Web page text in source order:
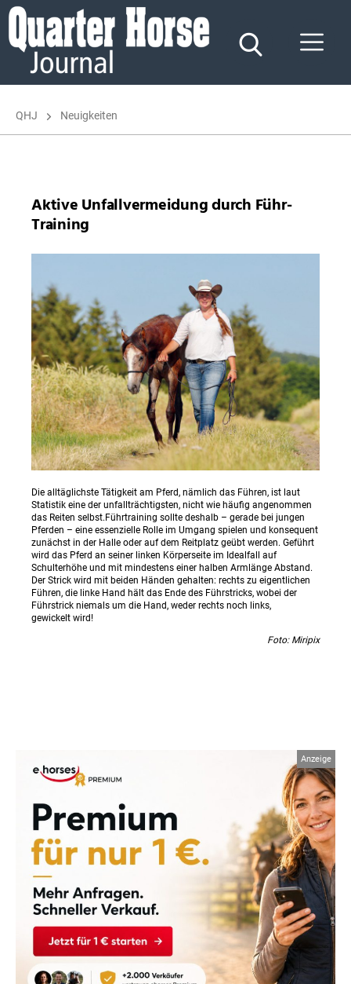
Quarter
Horse
Journal
QHJ Neuigkeiten
Aktive Unfallvermeidung durch Führ-
Training
Die alltäglichste Tätigkeit am Pferd, nämlich das Führen, ist laut
Statistik eine der unfallträchtigsten, nicht wie häufig angenommen
das Reiten selbst.Führtraining sollte deshalb – gerade bei jungen
Pferden – eine essenzielle Rolle im Umgang spielen und konsequent
zunächst in der Halle oder auf dem Reitplatz geübt werden. Geführt
wird das Pferd an seiner linken Körperseite im Idealfall auf
Schulterhöhe und mit mindestens einer halben Armlänge Abstand.
Der Strick wird mit beiden Händen gehalten: rechts zu eigentlichen
Führen, die linke Hand hält das Ende des Führstricks, wobei der
Führstrick niemals um die Hand, weder rechts noch links,
gewickelt wird!
Foto: Miripix